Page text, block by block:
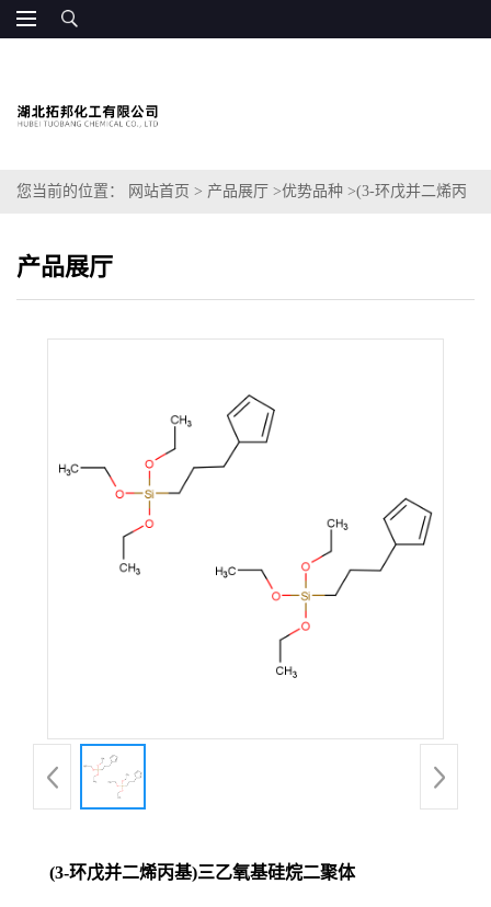
您当前的位置： 网站首页 > 产品展厅 >优势品种 >(3-环戊并二烯丙
产品展厅
(3-环戊并二烯丙基)三乙氧基硅烷二聚体